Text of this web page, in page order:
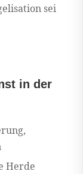
sei
in der
,
Herde